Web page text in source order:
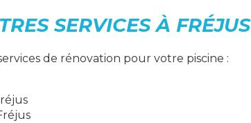
SERVICES À FRÉJUS
de rénovation pour votre piscine :